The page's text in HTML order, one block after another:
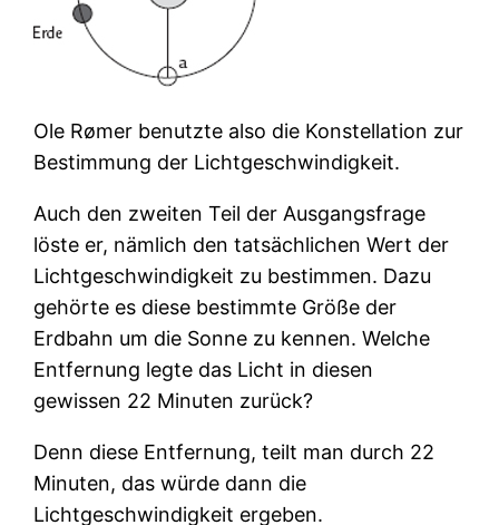
Ole Rømer benutzte also die Konstellation zur
Bestimmung der Lichtgeschwindigkeit.
Auch den zweiten Teil der Ausgangsfrage
löste er, nämlich den tatsächlichen Wert der
Lichtgeschwindigkeit zu bestimmen. Dazu
gehörte es diese bestimmte Größe der
Erdbahn um die Sonne zu kennen. Welche
Entfernung legte das Licht in diesen
gewissen 22 Minuten zurück?
Denn diese Entfernung, teilt man durch 22
Minuten, das würde dann die
Lichtgeschwindigkeit ergeben.